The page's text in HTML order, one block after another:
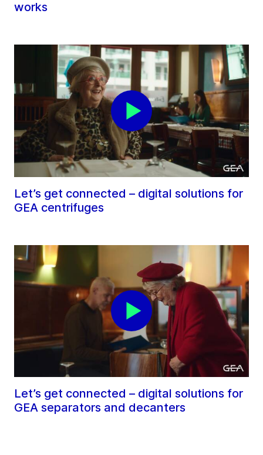
works
Let’s get connected – digital solutions for
GEA centrifuges
Let’s get connected – digital solutions for
GEA separators and decanters